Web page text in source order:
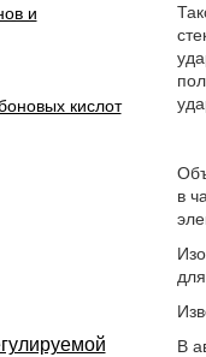
и
кислот
в
В